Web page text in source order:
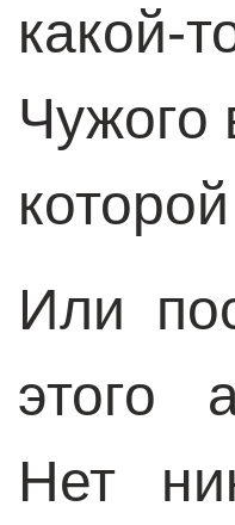
какой-
Чужого
Или
этого
Нет